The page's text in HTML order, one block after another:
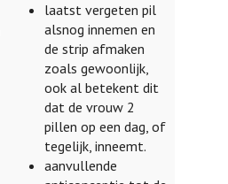
laatst vergeten pil
alsnog innemen en
de strip afmaken
zoals gewoonlijk,
ook al betekent dit
dat de vrouw 2
pillen op een dag, of
tegelijk, inneemt.
aanvullende